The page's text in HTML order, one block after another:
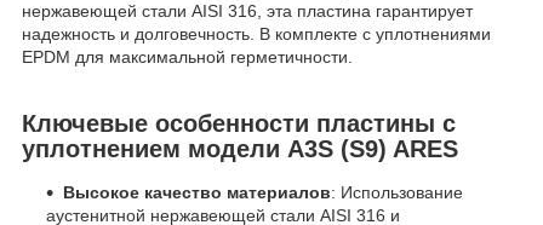
нержавеющей стали AISI 316, эта пластина гарантирует
надежность и долговечность. В комплекте с уплотнениями
EPDM для максимальной герметичности.
Ключевые особенности пластины с
уплотнением модели A3S (S9) ARES
Высокое качество материалов: Использование
аустенитной нержавеющей стали AISI 316 и